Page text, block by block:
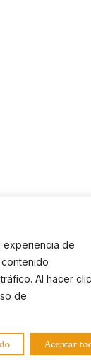
experiencia de
Al hacer
de
Aceptar